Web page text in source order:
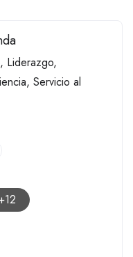
, Liderazgo,
, Servicio al